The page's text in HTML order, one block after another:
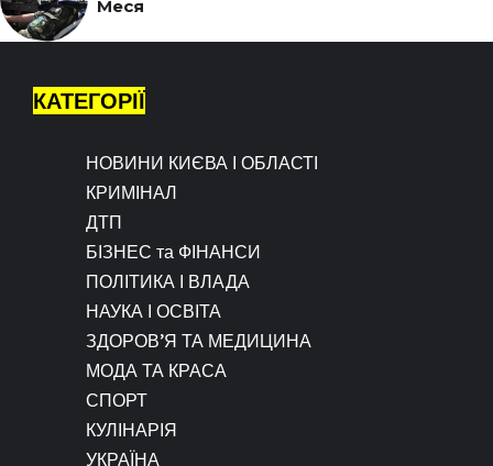
Меся
КАТЕГОРІЇ
НОВИНИ КИЄВА І ОБЛАСТІ
КРИМІНАЛ
ДТП
БІЗНЕС та ФІНАНСИ
ПОЛІТИКА І ВЛАДА
НАУКА І ОСВІТА
ЗДОРОВ’Я ТА МЕДИЦИНА
МОДА ТА КРАСА
СПОРТ
КУЛІНАРІЯ
УКРАЇНА